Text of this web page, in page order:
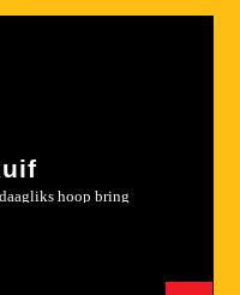
hoop bring